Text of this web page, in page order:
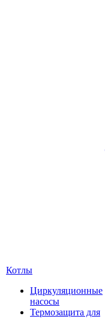
Котлы
Циркуляционные
насосы
Термозащита для